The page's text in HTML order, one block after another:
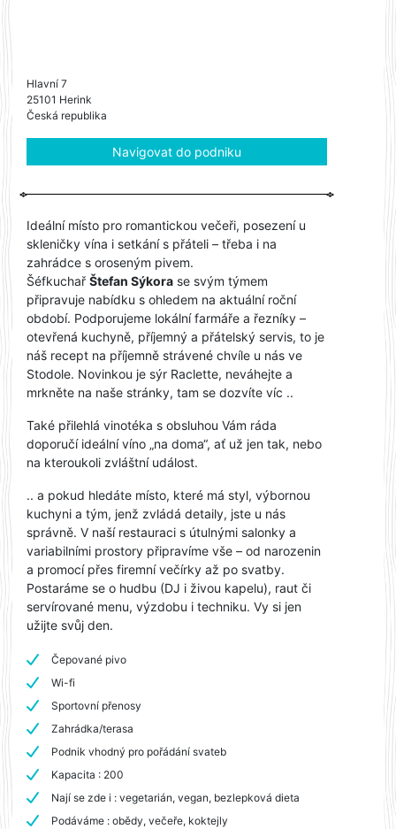
Hlavní 7
25101 Herink
Česká republika
Navigovat do podniku
Ideální místo pro romantickou večeři, posezení u
skleničky vína i setkání s přáteli – třeba i na
zahrádce s oroseným pivem.
Šéfkuchař Štefan Sýkora se svým týmem
připravuje nabídku s ohledem na aktuální roční
období. Podporujeme lokální farmáře a řezníky –
otevřená kuchyně, příjemný a přátelský servis, to je
náš recept na příjemně strávené chvíle u nás ve
Stodole. Novinkou je sýr Raclette, neváhejte a
mrkněte na naše stránky, tam se dozvíte víc ..
Také přilehlá vinotéka s obsluhou Vám ráda
doporučí ideální víno „na doma“, ať už jen tak, nebo
na kteroukoli zvláštní událost.
.. a pokud hledáte místo, které má styl, výbornou
kuchyni a tým, jenž zvládá detaily, jste u nás
správně. V naší restauraci s útulnými salonky a
variabilními prostory připravíme vše – od narozenin
a promocí přes firemní večírky až po svatby.
Postaráme se o hudbu (DJ i živou kapelu), raut či
servírované menu, výzdobu i techniku. Vy si jen
užijte svůj den.
Čepované pivo
Wi-fi
Sportovní přenosy
Zahrádka/terasa
Podnik vhodný pro pořádání svateb
Kapacita : 200
Nají se zde i : vegetarián, vegan, bezlepková dieta
Podáváme : obědy, večeře, koktejly